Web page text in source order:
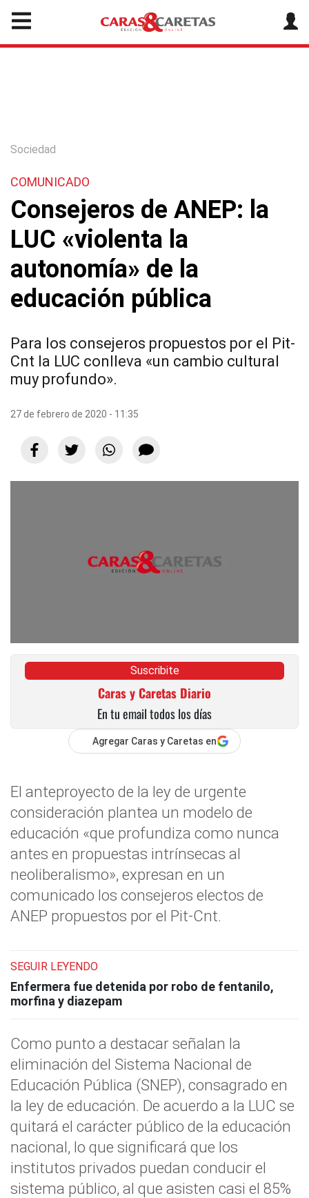
Sociedad
COMUNICADO
Consejeros de ANEP: la
LUC «violenta la
autonomía» de la
educación pública
Para los consejeros propuestos por el Pit-
Cnt la LUC conlleva «un cambio cultural
muy profundo».
27 de febrero de 2020 - 11:35
Suscribite
Caras y Caretas Diario
En tu email todos los días
Agregar Caras y Caretas en
El anteproyecto de la ley de urgente
consideración plantea un modelo de
educación «que profundiza como nunca
antes en propuestas intrínsecas al
neoliberalismo», expresan en un
comunicado los consejeros electos de
ANEP propuestos por el Pit-Cnt.
SEGUIR LEYENDO
Enfermera fue detenida por robo de fentanilo,
morfina y diazepam
Como punto a destacar señalan la
eliminación del Sistema Nacional de
Educación Pública (SNEP), consagrado en
la ley de educación. De acuerdo a la LUC se
quitará el carácter público de la educación
nacional, lo que significará que los
institutos privados puedan conducir el
sistema público, al que asisten casi el 85%